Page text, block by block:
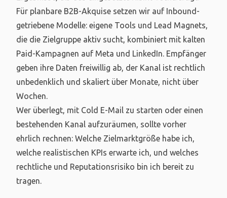
Für planbare B2B-Akquise setzen wir auf Inbound-
getriebene Modelle: eigene Tools und Lead Magnets,
die die Zielgruppe aktiv sucht, kombiniert mit kalten
Paid-Kampagnen auf Meta und LinkedIn. Empfänger
geben ihre Daten freiwillig ab, der Kanal ist rechtlich
unbedenklich und skaliert über Monate, nicht über
Wochen.
Wer überlegt, mit Cold E-Mail zu starten oder einen
bestehenden Kanal aufzuräumen, sollte vorher
ehrlich rechnen: Welche Zielmarktgröße habe ich,
welche realistischen KPIs erwarte ich, und welches
rechtliche und Reputationsrisiko bin ich bereit zu
tragen.